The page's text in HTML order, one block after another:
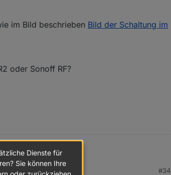
im Bild beschrieben Bild der Schaltung im
oder Sonoff RF?
#34
Dienste für
Sie können Ihre